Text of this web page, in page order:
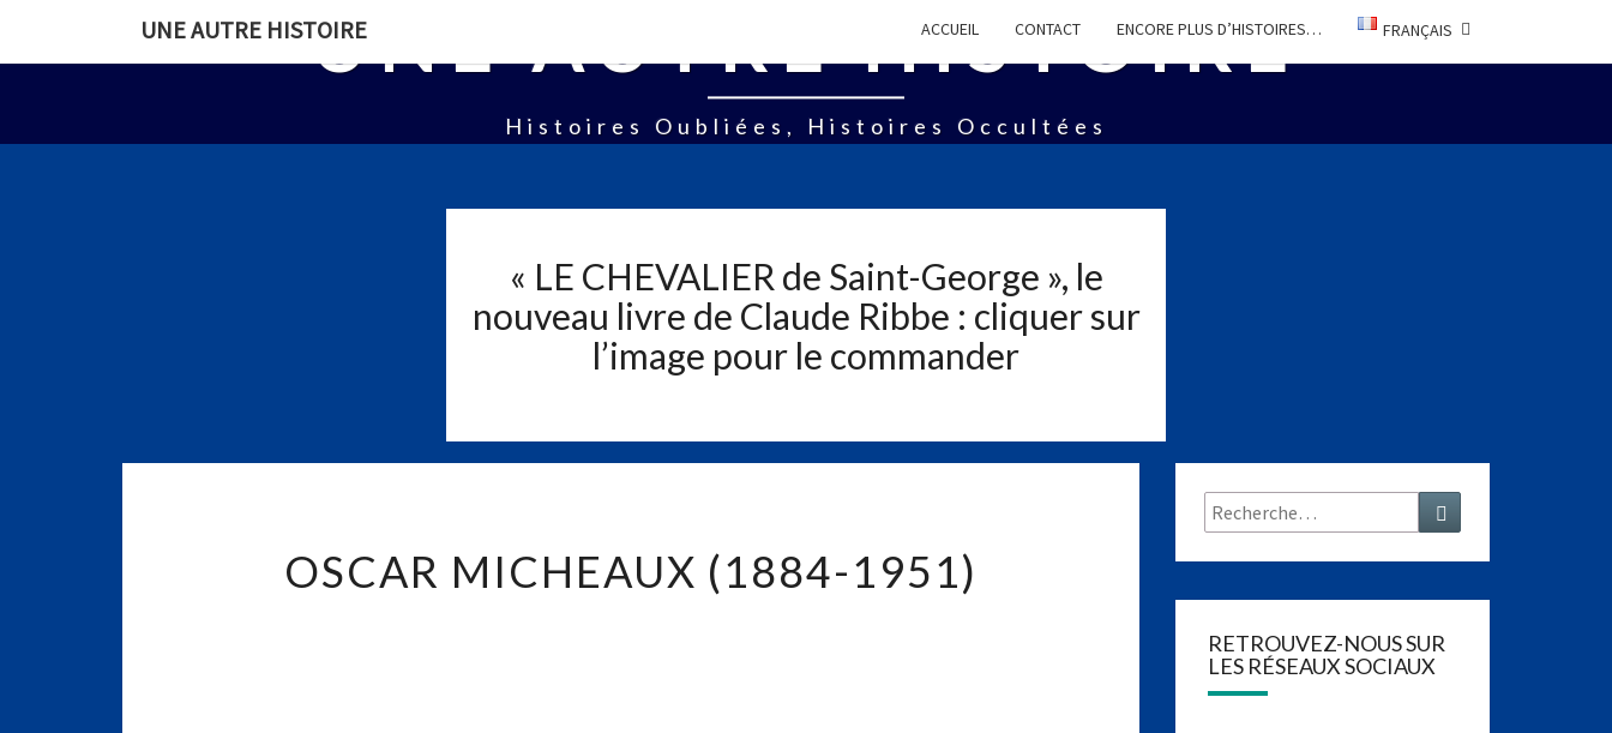
UNE AUTRE HISTOIRE ACCUEIL CONTACT ENCORE PLUS D’HISTOIRES… FRANÇAIS
UNE AUTRE HISTOIRE
Histoires Oubliées, Histoires Occultées
« LE CHEVALIER de Saint-George », le
nouveau livre de Claude Ribbe : cliquer sur
l’image pour le commander
OSCAR MICHEAUX (1884-1951)
Rechercher :
RETROUVEZ-NOUS SUR
LES RÉSEAUX SOCIAUX